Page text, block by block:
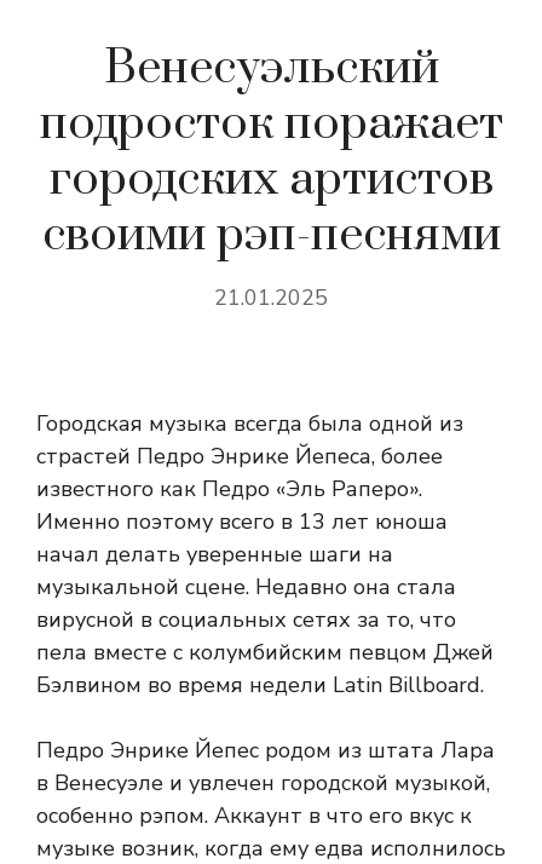
Венесуэльский
подросток поражает
городских артистов
своими рэп-песнями
21.01.2025
Городская музыка всегда была одной из
страстей Педро Энрике Йепеса, более
известного как Педро «Эль Раперо».
Именно поэтому всего в 13 лет юноша
начал делать уверенные шаги на
музыкальной сцене. Недавно она стала
вирусной в социальных сетях за то, что
пела вместе с колумбийским певцом Джей
Бэлвином во время недели Latin Billboard.
Педро Энрике Йепес родом из штата Лара
в Венесуэле и увлечен городской музыкой,
особенно рэпом. Аккаунт в что его вкус к
музыке возник, когда ему едва исполнилось